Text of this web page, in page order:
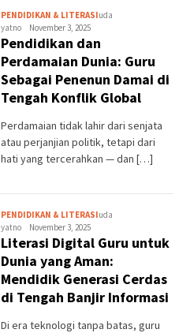
PENDIDIKAN & LITERASIuda
yatno
November 3, 2025
Pendidikan dan
Perdamaian Dunia: Guru
Sebagai Penenun Damai di
Tengah Konflik Global
Perdamaian tidak lahir dari senjata
atau perjanjian politik, tetapi dari
hati yang tercerahkan — dan […]
PENDIDIKAN & LITERASIuda
yatno
November 3, 2025
Literasi Digital Guru untuk
Dunia yang Aman:
Mendidik Generasi Cerdas
di Tengah Banjir Informasi
Di era teknologi tanpa batas, guru